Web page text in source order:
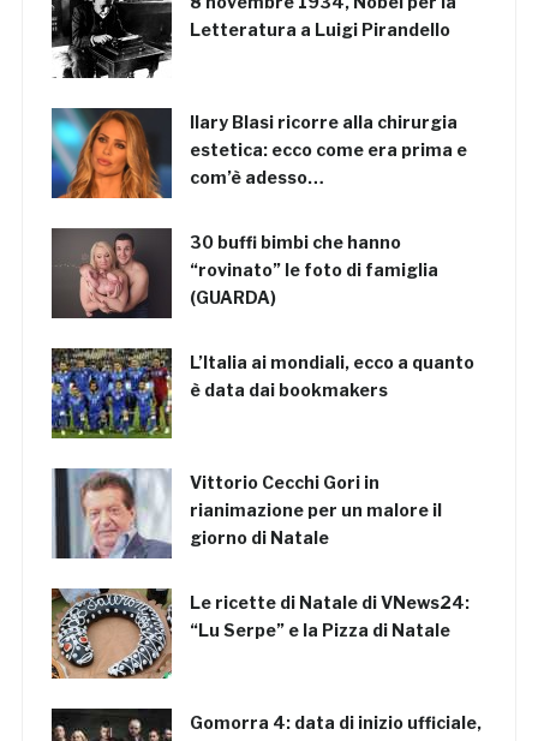
Letteratura a Luigi Pirandello
Ilary Blasi ricorre alla chirurgia
estetica: ecco come era prima e
com’è adesso…
30 buffi bimbi che hanno
“rovinato” le foto di famiglia
(GUARDA)
L’Italia ai mondiali, ecco a quanto
è data dai bookmakers
Vittorio Cecchi Gori in
rianimazione per un malore il
giorno di Natale
Le ricette di Natale di VNews24:
“Lu Serpe” e la Pizza di Natale
Gomorra 4: data di inizio ufficiale,